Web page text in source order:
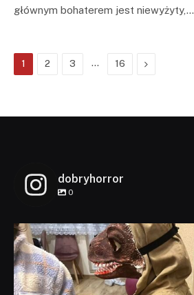
głównym bohaterem jest niewyżyty,…
1 2 3 … 16 Next
dobryhorror
0
dobryhorror
Lis 1